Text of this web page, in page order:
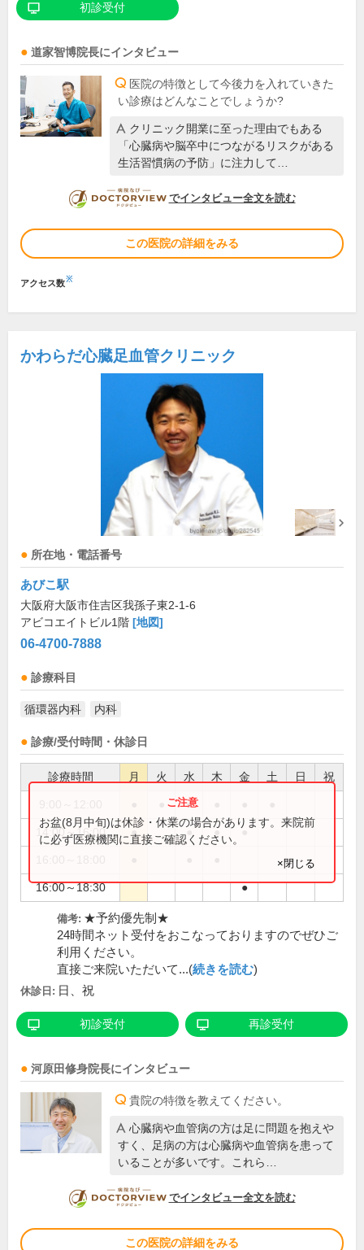
初診受付
道家智博院長にインタビュー
医院の特徴として今後力を入れていきた
い診療はどんなことでしょうか?
クリニック開業に至った理由でもある
「心臓病や脳卒中につながるリスクがある
生活習慣病の予防」に注力して…
DOCTORVIEW
でインタビュー全文を読む
この医院の詳細をみる
アクセス数※
かわらだ心臓足血管クリニック
所在地・電話番号
あびこ駅
大阪府大阪市住吉区我孫子東2-1-6
アビコエイトビル1階 [地図]
06-4700-7888
診療科目
循環器内科 内科
診療/受付時間・休診日
診療時間 月 火 水 木 金 土 日 祝
●
14:00～16:00 ● ● ● ●
16:00～18:30 ●
お盆(8月中旬)は休診・休業の場合があります。来院前
に必ず医療機関に直接ご確認ください。
×閉じる
備考: ★予約優先制★
24時間ネット受付をおこなっておりますのでぜひご
利用ください。
直接ご来院いただいて...(続きを読む)
休診日: 日、祝
初診受付 再診受付
河原田修身院長にインタビュー
貴院の特徴を教えてください。
心臓病や血管病の方は足に問題を抱えや
すく、足病の方は心臓病や血管病を患って
いることが多いです。これら…
DOCTORVIEW
でインタビュー全文を読む
この医院の詳細をみる